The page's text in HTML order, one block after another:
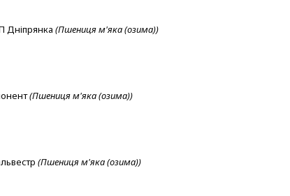
Дніпрянка (Пшениця м'яка (озима))
(Пшениця м'яка (озима))
(Пшениця м'яка (озима))